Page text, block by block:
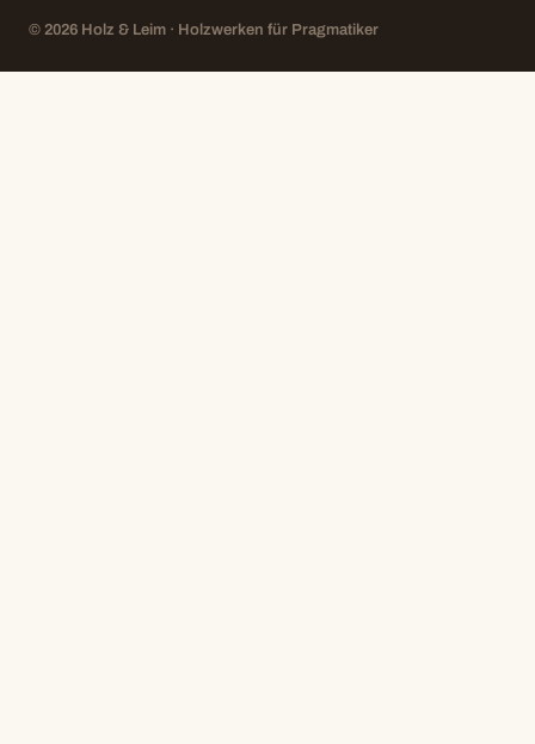
© 2026 Holz & Leim · Holzwerken für Pragmatiker